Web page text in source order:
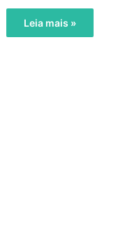
Leia mais »